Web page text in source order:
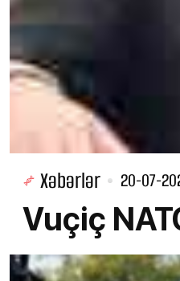
Xəbərlər 20-07-
Vuçiç